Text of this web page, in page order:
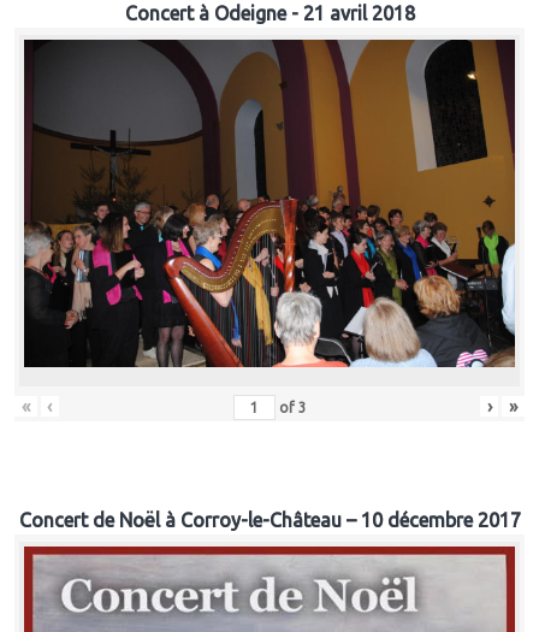
Concert à Odeigne - 21 avril 2018
« ‹ of 3 › »
Concert de Noël à Corroy-le-Château – 10 décembre 2017